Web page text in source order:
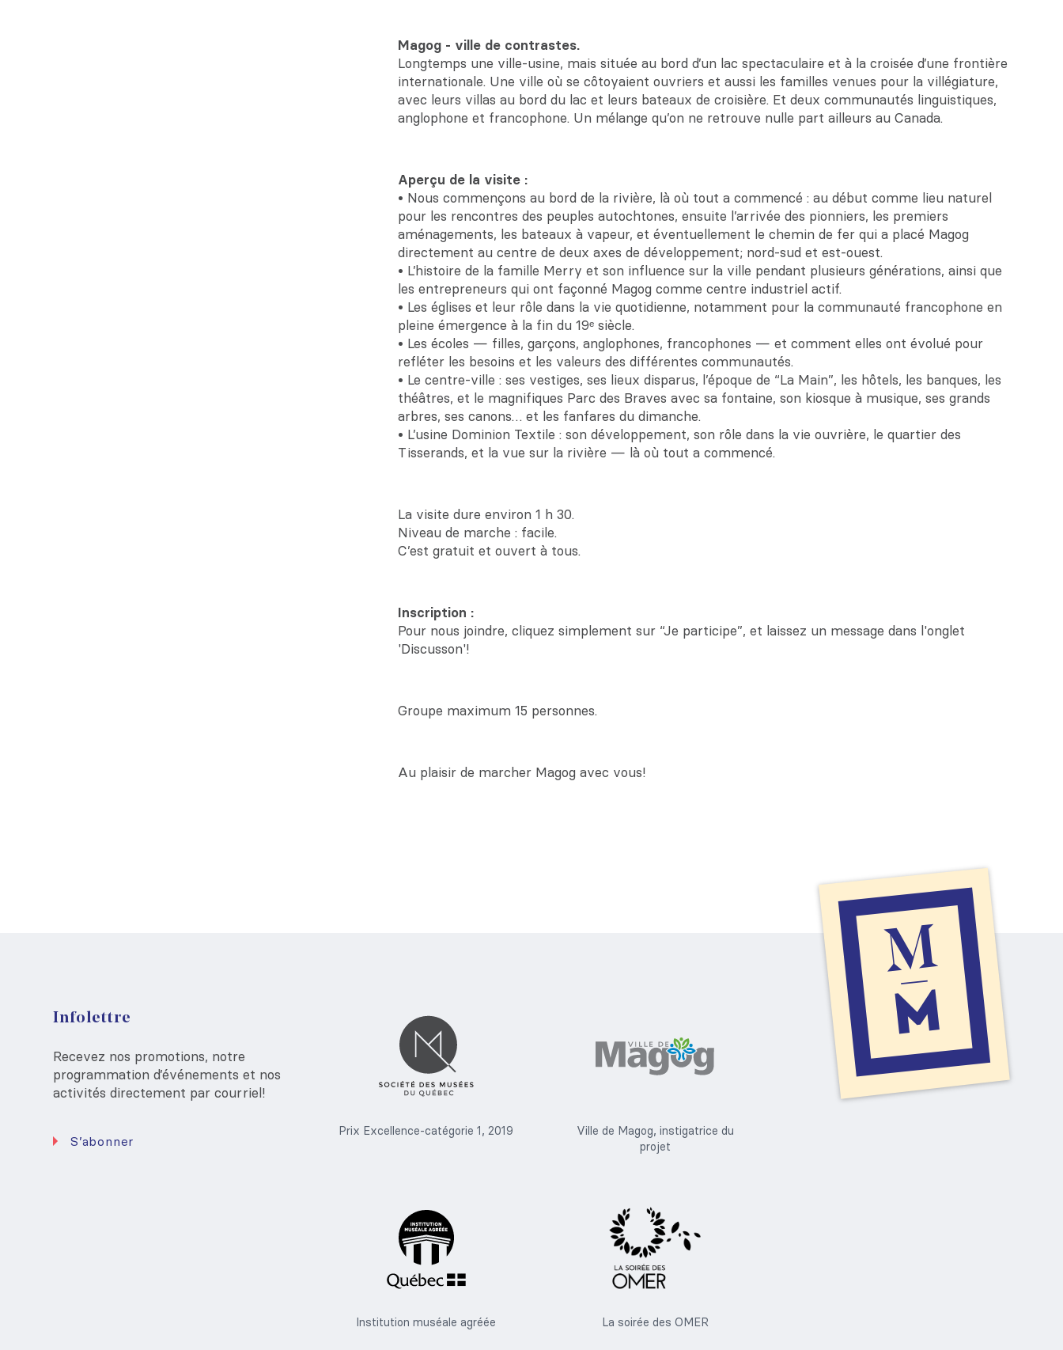
Magog - ville de contrastes.
Longtemps une ville-usine, mais située au bord d’un lac spectaculaire et à la croisée d’une frontière
internationale. Une ville où se côtoyaient ouvriers et aussi les familles venues pour la villégiature,
avec leurs villas au bord du lac et leurs bateaux de croisière. Et deux communautés linguistiques,
anglophone et francophone. Un mélange qu’on ne retrouve nulle part ailleurs au Canada.
Aperçu de la visite :
• Nous commençons au bord de la rivière, là où tout a commencé : au début comme lieu naturel
pour les rencontres des peuples autochtones, ensuite l’arrivée des pionniers, les premiers
aménagements, les bateaux à vapeur, et éventuellement le chemin de fer qui a placé Magog
directement au centre de deux axes de développement; nord-sud et est-ouest.
• L’histoire de la famille Merry et son influence sur la ville pendant plusieurs générations, ainsi que
les entrepreneurs qui ont façonné Magog comme centre industriel actif.
• Les églises et leur rôle dans la vie quotidienne, notamment pour la communauté francophone en
pleine émergence à la fin du 19ᵉ siècle.
• Les écoles — filles, garçons, anglophones, francophones — et comment elles ont évolué pour
refléter les besoins et les valeurs des différentes communautés.
• Le centre‑ville : ses vestiges, ses lieux disparus, l’époque de “La Main”, les hôtels, les banques, les
théâtres, et le magnifiques Parc des Braves avec sa fontaine, son kiosque à musique, ses grands
arbres, ses canons… et les fanfares du dimanche.
• L’usine Dominion Textile : son développement, son rôle dans la vie ouvrière, le quartier des
Tisserands, et la vue sur la rivière — là où tout a commencé.
La visite dure environ 1 h 30.
Niveau de marche : facile.
C’est gratuit et ouvert à tous.
Inscription :
Pour nous joindre, cliquez simplement sur “Je participe”, et laissez un message dans l'onglet
'Discusson'!
Groupe maximum 15 personnes.
Au plaisir de marcher Magog avec vous!
Infolettre
Recevez nos promotions, notre
programmation d’événements et nos
activités directement par courriel!
S’abonner
Prix Excellence-catégorie 1, 2019
Ville de Magog, instigatrice du
projet
Institution muséale agréée La soirée des OMER